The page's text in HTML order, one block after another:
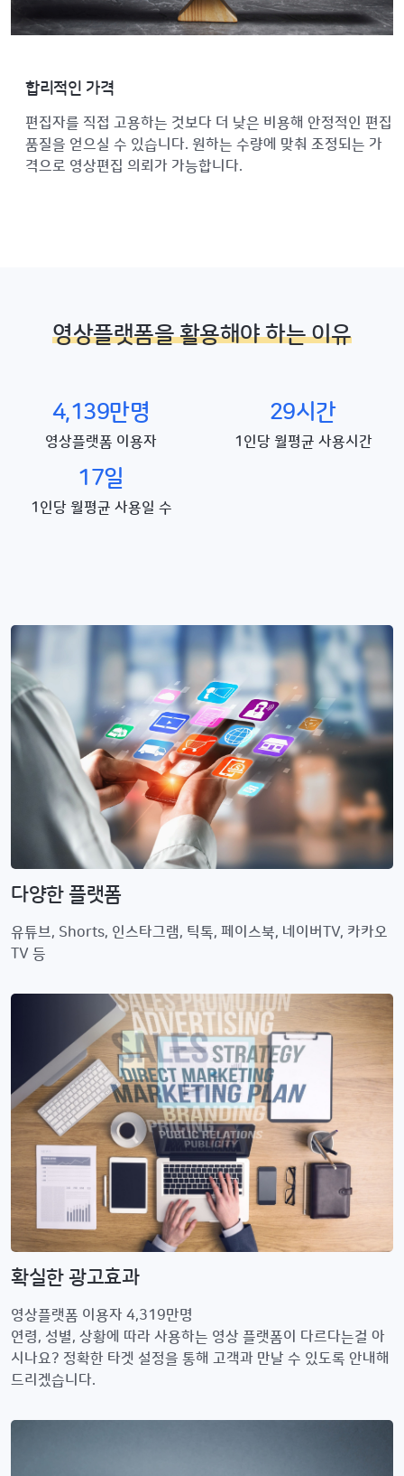
합리적인 가격
편집자를 직접 고용하는 것보다 더 낮은 비용해 안정적인 편집
품질을 얻으실 수 있습니다. 원하는 수량에 맞춰 조정되는 가
격으로 영상편집 의뢰가 가능합니다.
영상플랫폼을 활용해야 하는 이유
4,139만명
영상플랫폼 이용자
29시간
1인당 월평균 사용시간
17일
1인당 월평균 사용일 수
다양한 플랫폼
유튜브, Shorts, 인스타그램, 틱톡, 페이스북, 네이버TV, 카카오
TV 등
확실한 광고효과
영상플랫폼 이용자 4,319만명
연령, 성별, 상황에 따라 사용하는 영상 플랫폼이 다르다는걸 아
시나요? 정확한 타겟 설정을 통해 고객과 만날 수 있도록 안내해
드리겠습니다.